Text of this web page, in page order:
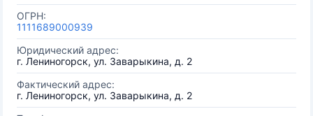
ОГРН:
1111689000939
Юридический адрес:
г. Лениногорск, ул. Заварыкина, д. 2
Фактический адрес:
г. Лениногорск, ул. Заварыкина, д. 2